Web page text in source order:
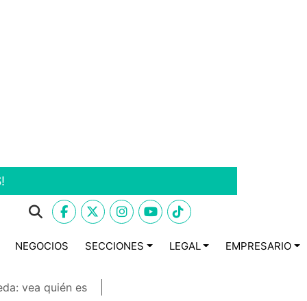
NEGOCIOS SECCIONES LEGAL EMPRESARIO
vea quién es